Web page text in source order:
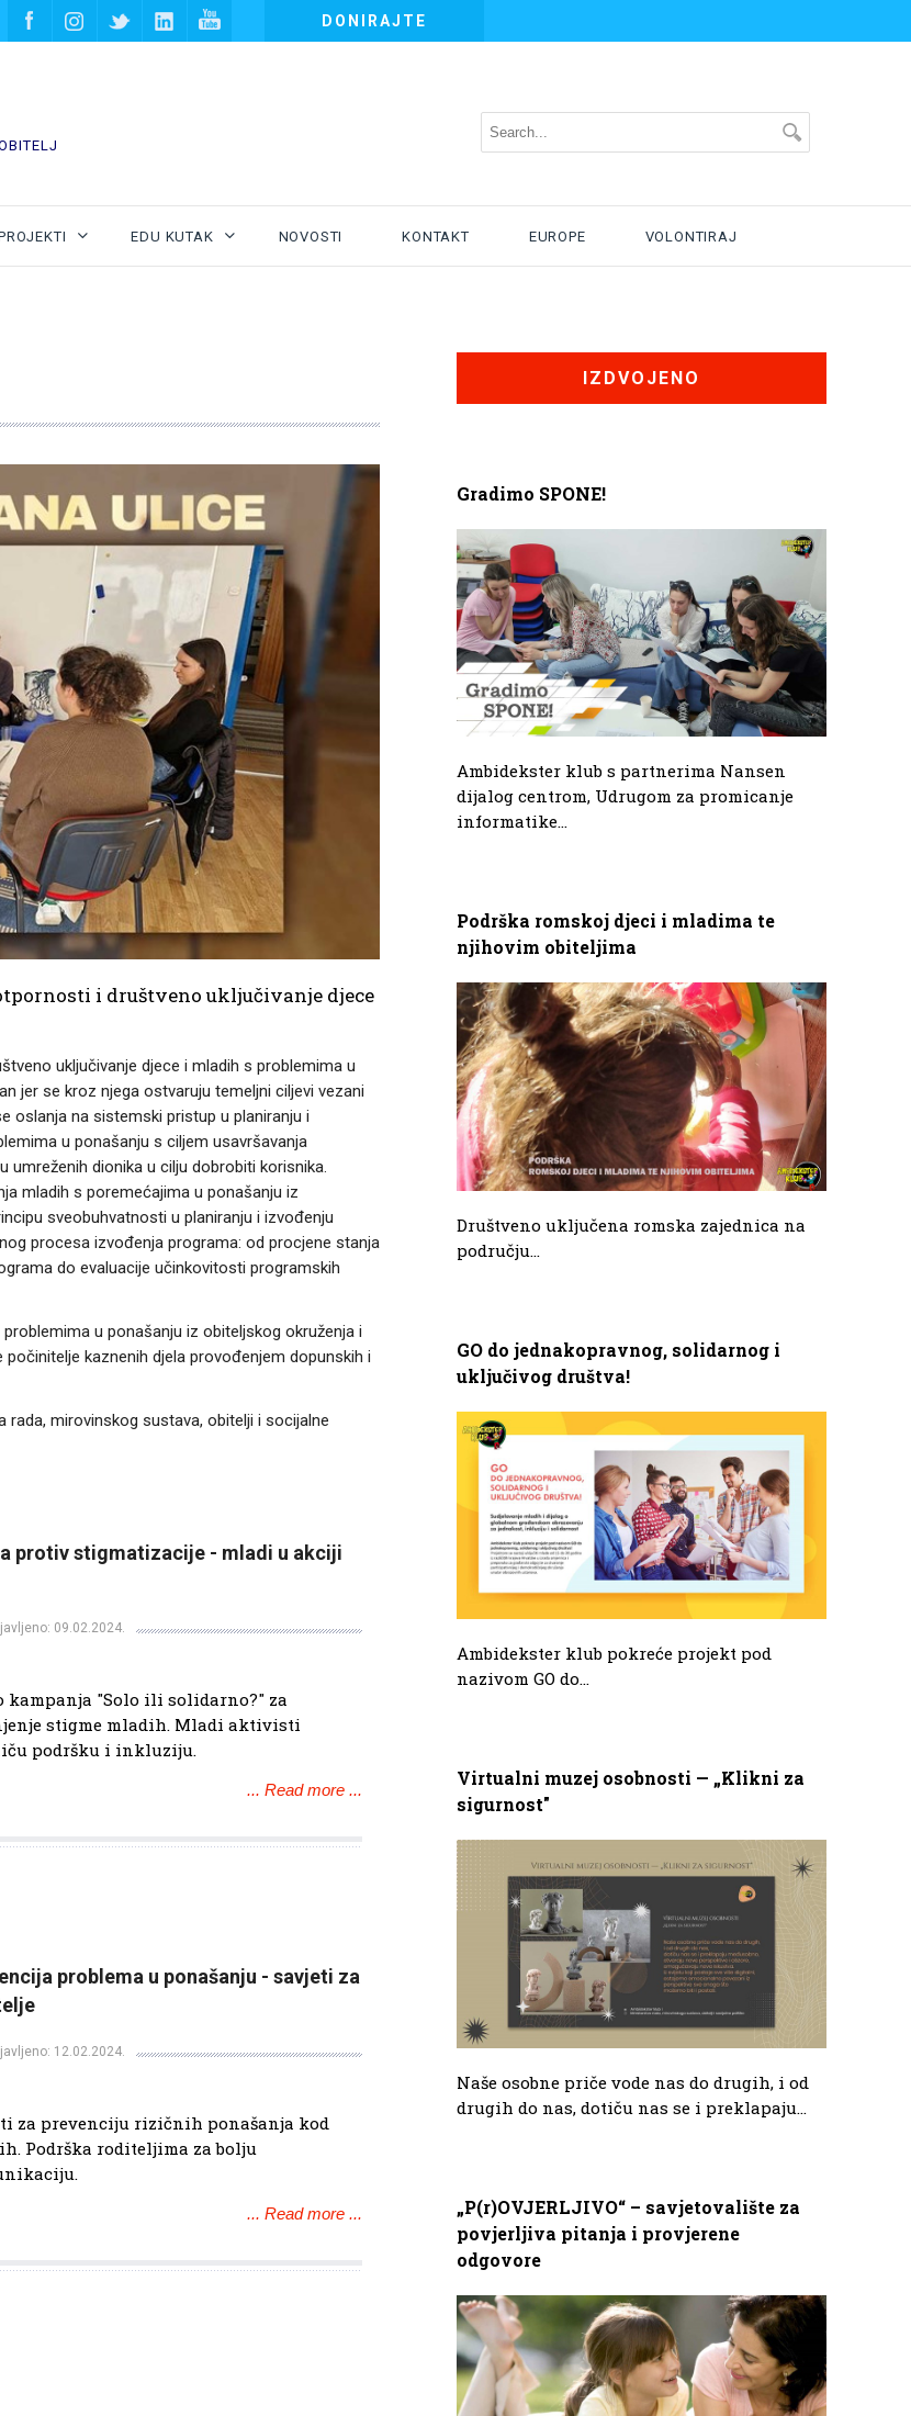
DONIRAJTE
EDU KUTAK NOVOSTI KONTAKT EUROPE VOLONTIRAJ
i društveno uključivanje djece
uključivanje djece i mladih s problemima u
jer se kroz njega ostvaruju temeljni ciljevi vezani
oslanja na sistemski pristup u planiranju i
u ponašanju s ciljem usavršavanja
dionika u cilju dobrobiti korisnika.
mladih s poremećajima u ponašanju iz
sveobuhvatnosti u planiranju i izvođenju
procesa izvođenja programa: od procjene stanja
do evaluacije učinkovitosti programskih
u ponašanju iz obiteljskog okruženja i
kaznenih djela provođenjem dopunskih i
mirovinskog sustava, obitelji i socijalne
protiv stigmatizacije - mladi u akciji
09.02.2024.
kampanja "Solo ili solidarno?" za
stigme mladih. Mladi aktivisti
podršku i inkluziju.
... Read more ...
problema u ponašanju - savjeti za
12.02.2024.
za prevenciju rizičnih ponašanja kod
Podrška roditeljima za bolju
... Read more ...
IZDVOJENO
Gradimo SPONE!
Ambidekster klub s partnerima Nansen
dijalog centrom, Udrugom za promicanje
informatike...
Podrška romskoj djeci i mladima te
njihovim obiteljima
Društveno uključena romska zajednica na
području...
GO do jednakopravnog, solidarnog i
uključivog društva!
Ambidekster klub pokreće projekt pod
nazivom GO do...
Virtualni muzej osobnosti — „Klikni za
sigurnost"
Naše osobne priče vode nas do drugih, i od
drugih do nas, dotiču nas se i preklapaju...
„P(r)OVJERLJIVO“ – savjetovalište za
povjerljiva pitanja i provjerene
odgovore